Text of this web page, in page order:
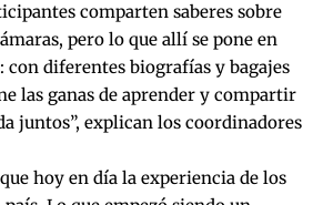
comparten saberes sobre
pero lo que allí se pone en
con diferentes biografías y bagajes
las ganas de aprender y compartir
juntos”, explican los coordinadores
hoy en día la experiencia de los